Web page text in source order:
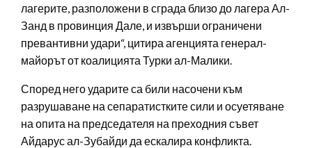
лагерите, разположени в сграда близо до лагера Ал-
Занд в провинция Дале, и извърши ограничени
превантивни удари“, цитира агенцията генерал-
майорът от коалицията Турки ал-Малики.
Според него ударите са били насочени към
разрушаване на сепаратистките сили и осуетяване
на опита на председателя на преходния съвет
Айдарус ал-Зубайди да ескалира конфликта.